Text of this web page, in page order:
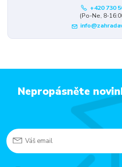
+420 730
(Po-Ne, 8-
Nepropásněte